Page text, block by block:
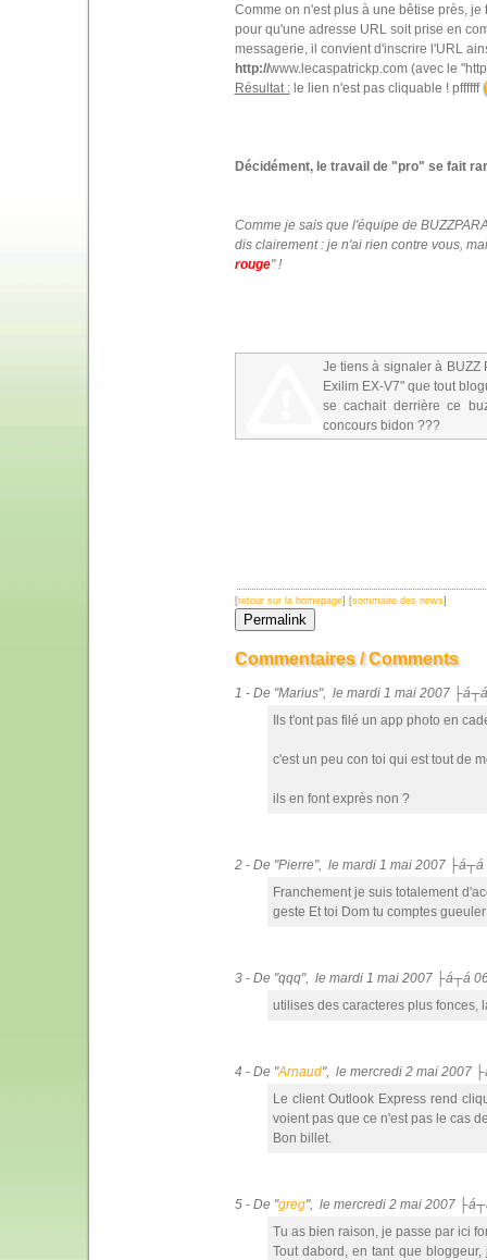
Comme on n'est plus à une bêtise près,
pour qu'une adresse URL soit prise en
messagerie, il convient d'inscrire l'URL
http://www.lecaspatrickp.com (avec le
Résultat :le lien n'est pas cliquable ! pffffff
Décidément, le travail de "pro" se fait
Comme je sais que l'équipe de
dis clairement : je n'ai rien contre vous,
rouge" !
Je tiens à signaler à BUZZ
Exilim EX-V7" que tout
se cachait derrière ce
concours bidon ???
[retour sur la homepage] [sommaire des news]
Commentaires / Comments
1 - De "Marius", le mardi 1 mai 2007
Ils t'ont pas filé un app photo en
c'est un peu con toi qui est tout de
ils en font exprès non ?
2 - De "Pierre", le mardi 1 mai 2007 ├á┬á
Franchement je suis totalement
geste Et toi Dom tu comptes
3 - De "qqq", le mardi 1 mai 2007 ├á┬á
utilises des caracteres plus fonces,
4 - De "Arnaud", le mercredi 2 mai 2007
Le client Outlook Express rend
voient pas que ce n'est pas le cas
Bon billet.
5 - De "greg", le mercredi 2 mai 2007
Tu as bien raison, je passe par ici
Tout dabord, en tant que